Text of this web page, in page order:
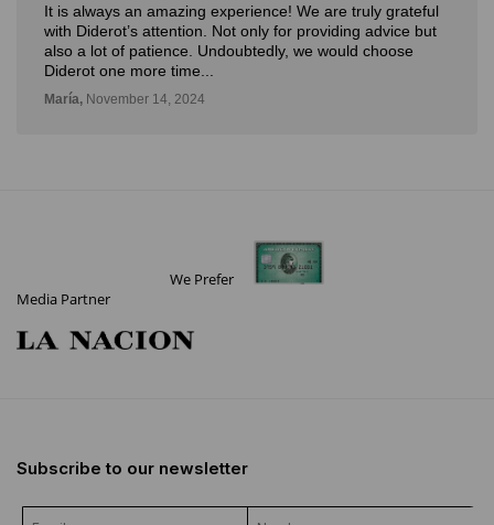
It is always an amazing experience! We are truly grateful
with Diderot’s attention. Not only for providing advice but
also a lot of patience. Undoubtedly, we would choose
Diderot one more time...
María, November 14, 2024
We Prefer
Media Partner
Subscribe to our newsletter